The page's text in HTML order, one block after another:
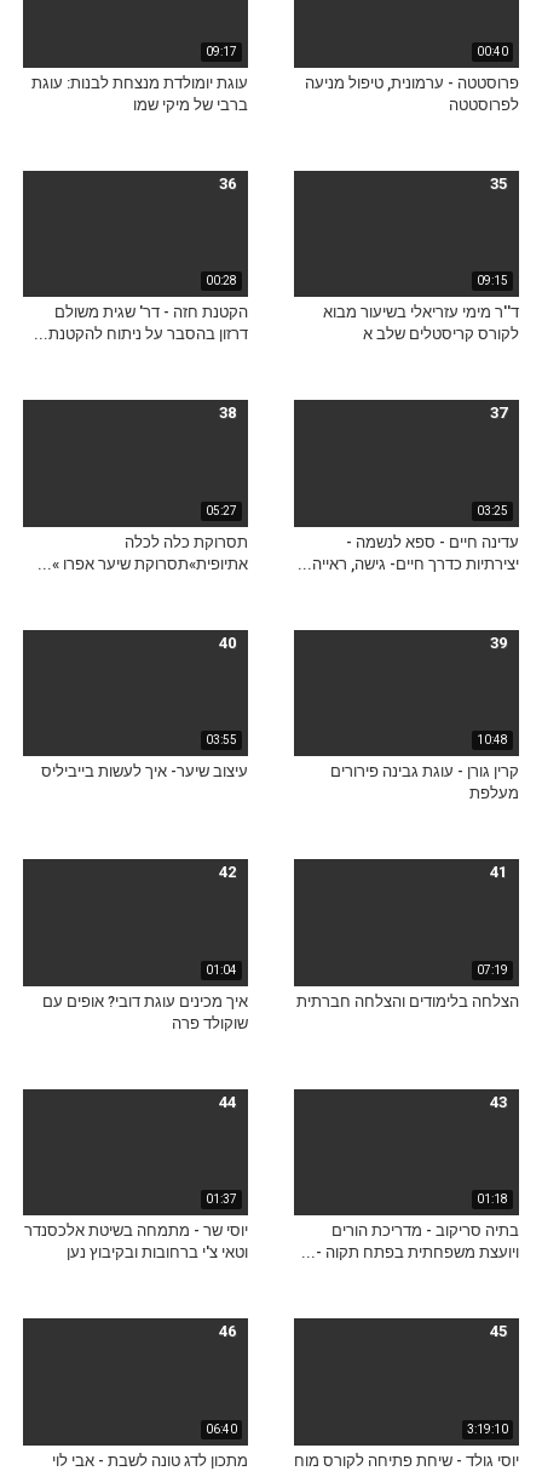
00:40
פרוסטטה - ערמונית, טיפול מניעה
לפרוסטטה
09:17
עוגת יומולדת מנצחת לבנות: עוגת
ברבי של מיקי שמו
09:15
35
ד''ר מימי עזריאלי בשיעור מבוא
לקורס קריסטלים שלב א
00:28
36
הקטנת חזה - דר' שגית משולם
דרזון בהסבר על ניתוח להקטנת...
03:25
37
עדינה חיים - ספא לנשמה -
יצירתיות כדרך חיים- גישה, ראייה...
05:27
38
תסרוקת כלה לכלה
אתיופית»תסרוקת שיער אפרו »...
10:48
39
קרין גורן - עוגת גבינה פירורים
מעלפת
03:55
40
עיצוב שיער- איך לעשות בייביליס
07:19
41
הצלחה בלימודים והצלחה חברתית
01:04
42
איך מכינים עוגת דובי? אופים עם
שוקולד פרה
01:18
43
בתיה סריקוב - מדריכת הורים
ויועצת משפחתית בפתח תקוה -...
01:37
44
יוסי שר - מתמחה בשיטת אלכסנדר
וטאי צ'י ברחובות ובקיבוץ נען
3:19:10
45
יוסי גולד - שיחת פתיחה לקורס מוח
06:40
46
מתכון לדג טונה לשבת - אבי לוי